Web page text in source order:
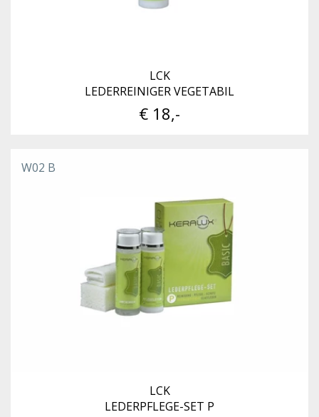
LCK
LEDERREINIGER VEGETABIL
€ 18,-
W02 B
LCK
LEDERPFLEGE-SET P